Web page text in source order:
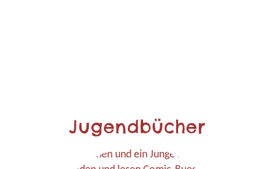
Jugendbücher